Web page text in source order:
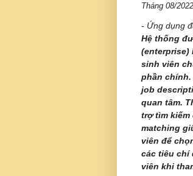
Tháng 08/2022
- Ứng dụng
Hệ thống
sinh viên
phần
job
quan tâm.
trợ tìm
matching
viên để
các tiêu chí
viên khi